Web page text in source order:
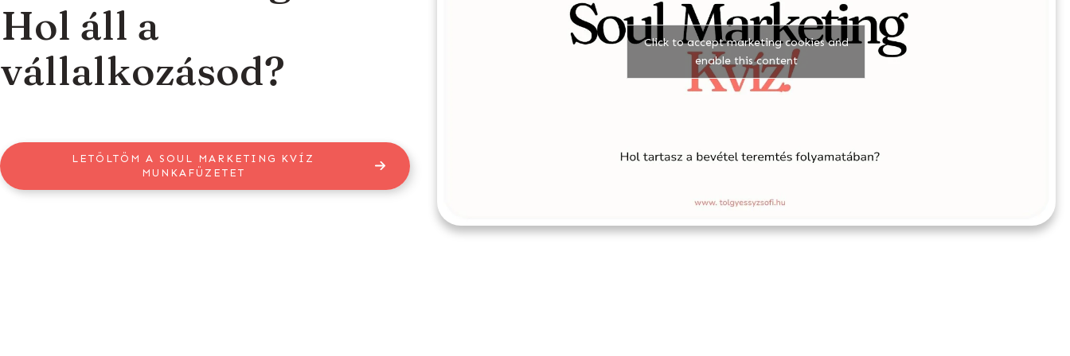
Hol áll a
vállalkozásod?
LETÖLTÖM A SOUL MARKETING KVÍZ
MUNKAFÜZETET
Click to accept marketing cookies and
enable this content